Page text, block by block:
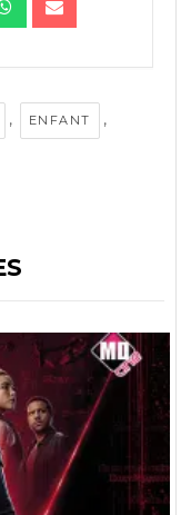
, ENFANT ,